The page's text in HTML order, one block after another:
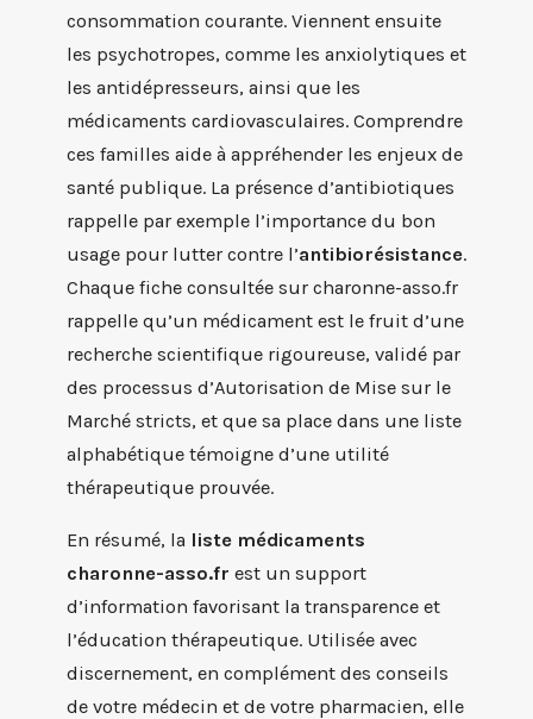
consommation courante. Viennent ensuite
les psychotropes, comme les anxiolytiques et
les antidépresseurs, ainsi que les
médicaments cardiovasculaires. Comprendre
ces familles aide à appréhender les enjeux de
santé publique. La présence d’antibiotiques
rappelle par exemple l’importance du bon
usage pour lutter contre l’antibiorésistance.
Chaque fiche consultée sur charonne-asso.fr
rappelle qu’un médicament est le fruit d’une
recherche scientifique rigoureuse, validé par
des processus d’Autorisation de Mise sur le
Marché stricts, et que sa place dans une liste
alphabétique témoigne d’une utilité
thérapeutique prouvée.
En résumé, la liste médicaments
charonne-asso.fr est un support
d’information favorisant la transparence et
l’éducation thérapeutique. Utilisée avec
discernement, en complément des conseils
de votre médecin et de votre pharmacien, elle